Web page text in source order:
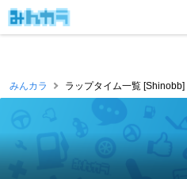
みんカラ ラップタイム一覧 [Shinobb]